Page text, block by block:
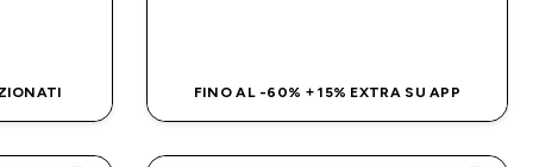
FINO AL -60% + 15% EXTRA SU APP